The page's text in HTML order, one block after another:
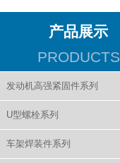
产品展示
PRODUCTS
发动机高强紧固件系列
U型螺栓系列
车架焊装件系列